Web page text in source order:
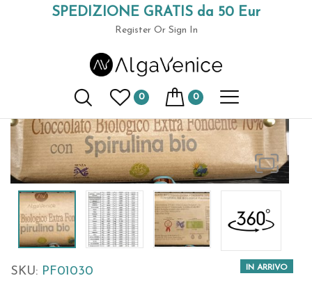
SPEDIZIONE GRATIS da 50 Eur
Register Or Sign In
(+39) 049 9789591
0 0
Spiruline en bocaux
Cioccolato biologico extra
fondente 70% con Spirulina scaglie
SKU: PF01030 IN ARRIVO